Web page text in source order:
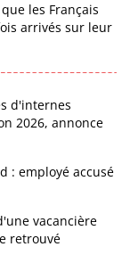
les Français
arrivés sur leur
d'internes
2026, annonce
: employé accusé
vacancière
retrouvé